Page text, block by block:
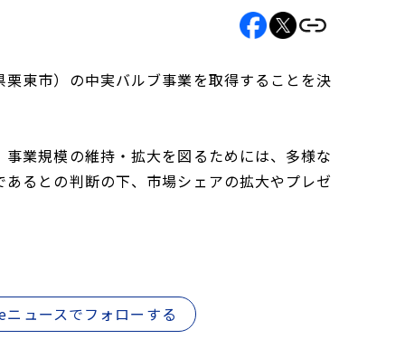
東市）の中実バルブ事業を取得することを決
業規模の維持・拡大を図るためには、多様な
るとの判断の下、市場シェアの拡大やプレゼ
ュースでフォローする